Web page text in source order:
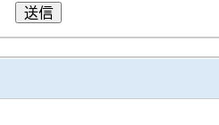
送信